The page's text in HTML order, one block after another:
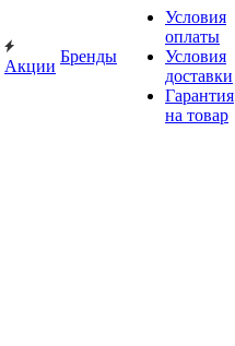
Акции
Бренды
Условия
оплаты
Условия
доставки
Гарантия
на товар